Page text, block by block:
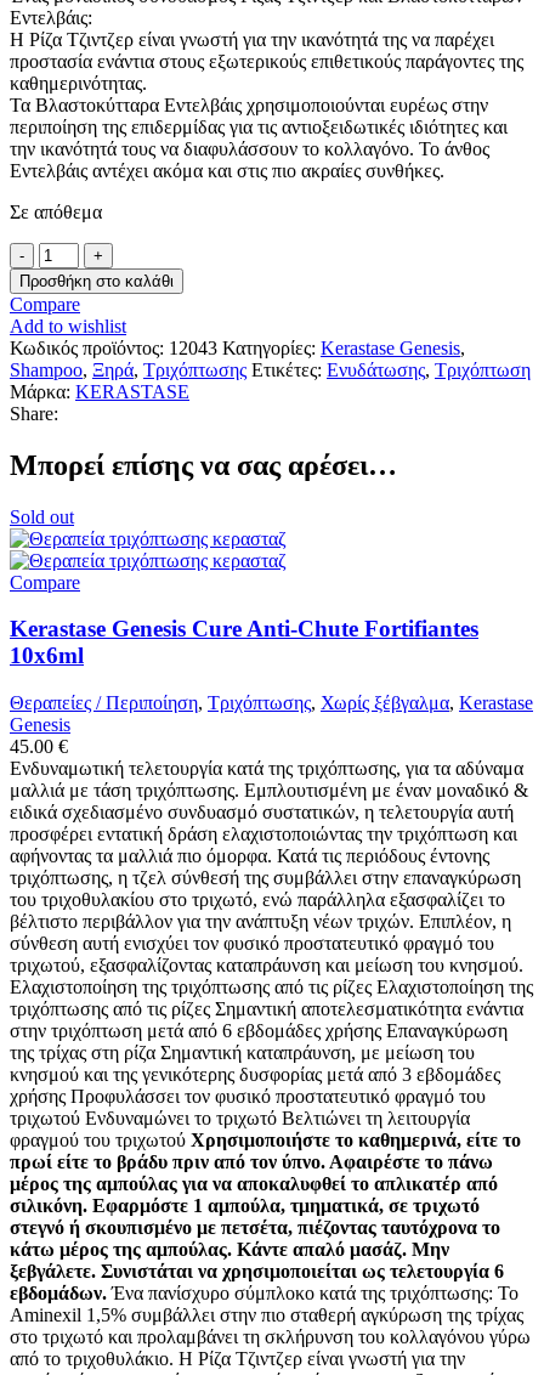
Εντελβάις:
Η Ρίζα Τζιντζερ είναι γνωστή για την ικανότητά της να παρέχει
προστασία ενάντια στους εξωτερικούς επιθετικούς παράγοντες της
καθημερινότητας.
Τα Βλαστοκύτταρα Εντελβάις χρησιμοποιούνται ευρέως στην
περιποίηση της επιδερμίδας για τις αντιοξειδωτικές ιδιότητες και
την ικανότητά τους να διαφυλάσσουν το κολλαγόνο. Το άνθος
Εντελβάις αντέχει ακόμα και στις πιο ακραίες συνθήκες.
Σε απόθεμα
Kerastase
Genesis
Bain
Hydra-
Fortifiant
250ml
ποσότητα
Προσθήκη στο καλάθι
Compare
Add to wishlist
Κωδικός προϊόντος: 12043 Κατηγορίες: Kerastase Genesis,
Shampoo, Ξηρά, Τριχόπτωσης Ετικέτες: Ενυδάτωσης, Τριχόπτωση
Μάρκα: KERASTASE
Share:
Μπορεί επίσης να σας αρέσει…
Sold out
Compare
Kerastase Genesis Cure Anti-Chute Fortifiantes
10x6ml
Θεραπείες / Περιποίηση, Τριχόπτωσης, Χωρίς ξέβγαλμα, Kerastase
Genesis
45.00 €
Ενδυναμωτική τελετουργία κατά της τριχόπτωσης, για τα αδύναμα
μαλλιά με τάση τριχόπτωσης. Εμπλουτισμένη με έναν μοναδικό &
ειδικά σχεδιασμένο συνδυασμό συστατικών, η τελετουργία αυτή
προσφέρει εντατική δράση ελαχιστοποιώντας την τριχόπτωση και
αφήνοντας τα μαλλιά πιο όμορφα. Κατά τις περιόδους έντονης
τριχόπτωσης, η τζελ σύνθεσή της συμβάλλει στην επαναγκύρωση
του τριχοθυλακίου στο τριχωτό, ενώ παράλληλα εξασφαλίζει το
βέλτιστο περιβάλλον για την ανάπτυξη νέων τριχών. Επιπλέον, η
σύνθεση αυτή ενισχύει τον φυσικό προστατευτικό φραγμό του
τριχωτού, εξασφαλίζοντας καταπράυνση και μείωση του κνησμού.
Ελαχιστοποίηση της τριχόπτωσης από τις ρίζες Ελαχιστοποίηση της
τριχόπτωσης από τις ρίζες Σημαντική αποτελεσματικότητα ενάντια
στην τριχόπτωση μετά από 6 εβδομάδες χρήσης Επαναγκύρωση
της τρίχας στη ρίζα Σημαντική καταπράυνση, με μείωση του
κνησμού και της γενικότερης δυσφορίας μετά από 3 εβδομάδες
χρήσης Προφυλάσσει τον φυσικό προστατευτικό φραγμό του
τριχωτού Ενδυναμώνει το τριχωτό Βελτιώνει τη λειτουργία
φραγμού του τριχωτού Χρησιμοποιήστε το καθημερινά, είτε το
πρωί είτε το βράδυ πριν από τον ύπνο. Αφαιρέστε το πάνω
μέρος της αμπούλας για να αποκαλυφθεί το απλικατέρ από
σιλικόνη. Εφαρμόστε 1 αμπούλα, τμηματικά, σε τριχωτό
στεγνό ή σκουπισμένο με πετσέτα, πιέζοντας ταυτόχρονα το
κάτω μέρος της αμπούλας. Κάντε απαλό μασάζ. Μην
ξεβγάλετε. Συνιστάται να χρησιμοποιείται ως τελετουργία 6
εβδομάδων.Ένα πανίσχυρο σύμπλοκο κατά της τριχόπτωσης: Το
Aminexil 1,5% συμβάλλει στην πιο σταθερή αγκύρωση της τρίχας
στο τριχωτό και προλαμβάνει τη σκλήρυνση του κολλαγόνου γύρω
από το τριχοθυλάκιο. Η Ρίζα Τζιντζερ είναι γνωστή για την